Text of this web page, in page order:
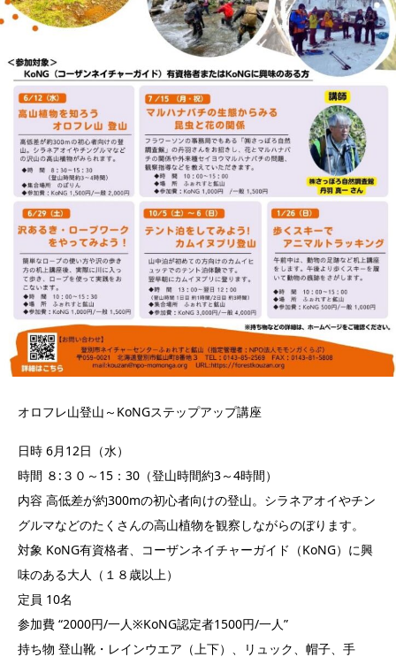
オロフレ山登山～KoNGステップアップ講座
日時 6月12日（水）
時間 ８:３０～15：30（登山時間約3～4時間）
内容 高低差が約300mの初心者向けの登山。シラネアオイやチン
グルマなどのたくさんの高山植物を観察しながらのぼります。
対象 KoNG有資格者、コーザンネイチャーガイド（KoNG）に興
味のある大人（１８歳以上）
定員 10名
参加費 “2000円/一人※KoNG認定者1500円/一人”
持ち物 登山靴・レインウエア（上下）、リュック、帽子、手